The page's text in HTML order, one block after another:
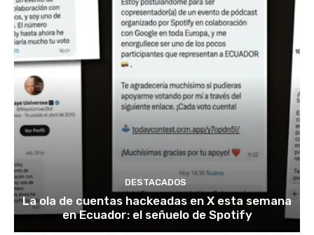
DESTACADOS
La ola de cuentas hackeadas en X esta semana
en Ecuador: el señuelo de Spotify